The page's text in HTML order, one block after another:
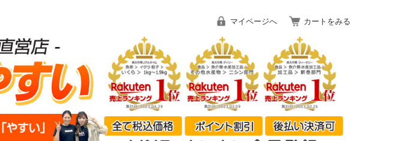
マイページへ カートをみる